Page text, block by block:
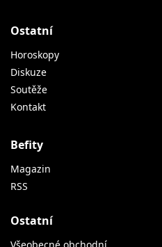
Ostatní
Horoskopy
Diskuze
Soutěže
Kontakt
Befity
Magazin
RSS
Ostatní